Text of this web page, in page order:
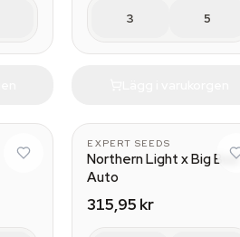
3 5
EXPERT SEEDS
Northern Light x Big Bud
Auto
315,95 kr